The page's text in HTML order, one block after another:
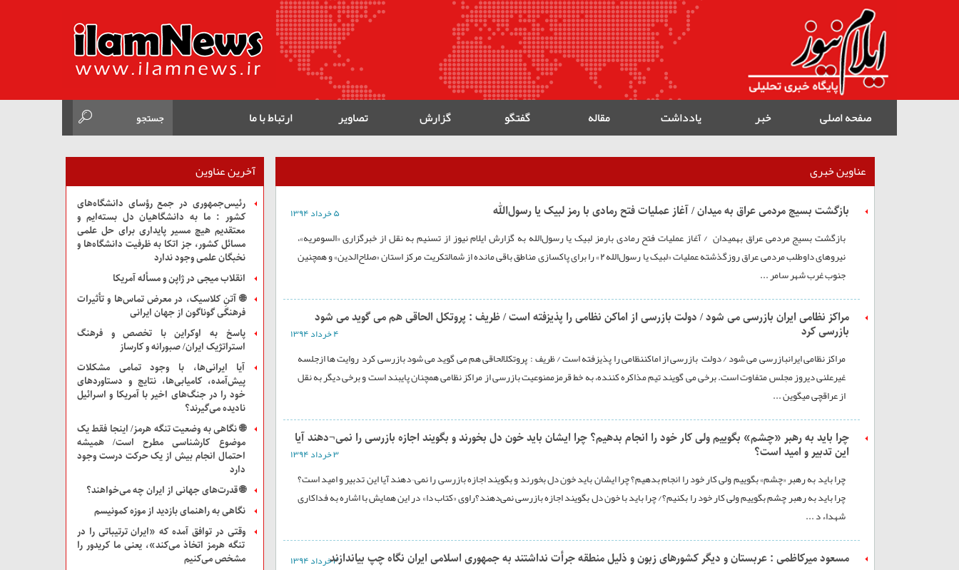
صفحه اصلی خبر یادداشت مقاله گفتگو گزارش تصاویر ارتباط با ما
عناوین خبری
بازگشت بسیج مردمی عراق به میدان / آغاز عملیات فتح رمادی با رمز لبیک یا رسول‌الله ۵ خرداد ۱۳۹۴
بازگشت بسیج مردمی عراق بهمیدان / آغاز عملیات فتح رمادی بارمز لبیک یا رسول‌الله به گزارش ایلام نیوز از تسنیم به نقل از خبرگزاری «السومریه»،
نیروهای داوطلب مردمی عراق روزگذشته عملیات «لبیک یا رسول‌الله 2» را برای پاکسازی مناطق باقی مانده از شمالتکریت مرکز استان «صلاح‌الدین» و همچنین
جنوب غرب شهر سامر ...
مراکز نظامی ایران بازرسی می شود / دولت بازرسی از اماکن نظامی را پذیزفته است / ظریف : پروتکل الحاقی هم می گوید می شود
بازرسی کرد ۴ خرداد ۱۳۹۴
مراکز نظامی ایرانبازرسی می شود / دولت بازرسی از اماکننظامی را پذیزفته است / ظریف : پروتکلالحاقی هم می گوید می شود بازرسی کرد روایت ها ازجلسه
غیرعلنی دیروز مجلس متفاوت است. برخی می گویند تیم مذاکره کننده، به خط قرمزممنوعیت بازرسی از مراکز نظامی همچنان پایبند است و برخی دیگر به نقل
از عراقچی میگوین ...
چرا باید به رهبر «چشم» بگوییم ولی کار خود را انجام بدهیم؟ چرا ایشان باید خون دل بخورند و بگویند اجازه بازرسی را نمی¬دهند آیا
این تدبیر و امید است؟ ۳ خرداد ۱۳۹۴
چرا باید به رهبر «چشم» بگوییم ولی کار خود را انجام بدهیم؟ چرا ایشان باید خون دل بخورند و بگویند اجازه بازرسی را نمی¬دهند آیا این تدبیر و امید است؟
چرا باید به رهبر چشم بگوییم ولی کار خود را بکنیم؟/ چرا باید با خون دل بگویند اجازه بازرسی نمی‌دهند؟راوی «کتاب دا» در این همایش با اشاره به فداکاری
شهداء د ...
مسعود میرکاظمی : عربستان و دیگر کشورهای زبون و ذلیل منطقه جرأت نداشتند به جمهوری اسلامی ایران نگاه چپ بیاندازند
۳ خرداد ۱۳۹۴
آخرین عناوین
رئیس‌جمهوری در جمع رؤسای دانشگاه‌های
کشور : ما به دانشگاهیان دل بسته‌ایم و
معتقدیم هیچ مسیر پایداری برای حل علمی
مسائل کشور، جز اتکا به ظرفیت دانشگاه‌ها و
نخبگان علمی وجود ندارد
انقلاب میجی در ژاپن و مسأله آمریکا
🌐 آتنِ کلاسیک، در معرض تماس‌ها و تأثیرات
فرهنگی گوناگون از جهان ایرانی
پاسخ به اوکراین با تخصص و فرهنگ
استراتژیک ایران/ صبورانه و کارساز
آیا ایرانی‌ها، با وجود تمامی مشکلات
پیش‌آمده، کامیابی‌ها، نتایج و دستاوردهای
خود را در جنگ‌های اخیر با آمریکا و اسرائیل
نادیده می‌گیرند؟
🌐 نگاهی به وضعیت تنگه هرمز/ اینجا فقط یک
موضوع کارشناسی مطرح است/ همیشه
احتمال انجام بیش از یک حرکت درست وجود
دارد
🌐 قدرت‌های جهانی از ایران چه می‌خواهند؟
نگاهی به راهنمای بازدید از موزه‌ کمونیسم
وقتی در توافق آمده که «ایران ترتیباتی را در
تنگه هرمز اتخاذ می‌کند»، یعنی ما کریدور را
مشخص می‌کنیم